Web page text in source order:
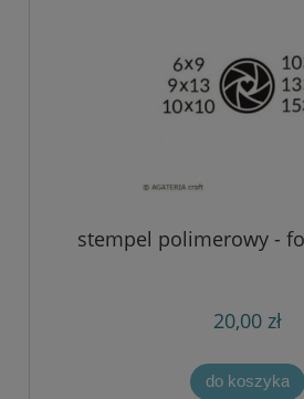
stempel polimerowy -
20,00 zł
do koszyka